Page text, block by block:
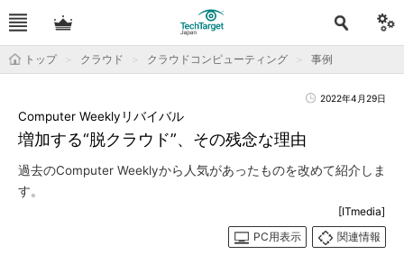
トップ クラウド クラウドコンピューティング 事例
2022年4月29日
増加する“脱クラウド”、その残念な理由
Computer Weeklyリバイバル
過去のComputer Weeklyから人気があったものを改めて紹介しま
す。
[ITmedia]
PC用表示
関連情報